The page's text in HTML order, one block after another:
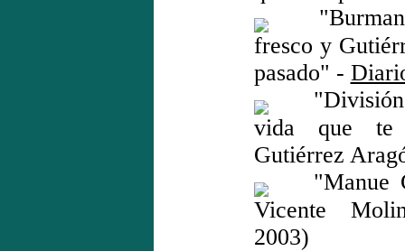
"Burman
fresco y
pasado" -
"División
vida que te
Gutiérrez
"Manue
Vicente
2003)